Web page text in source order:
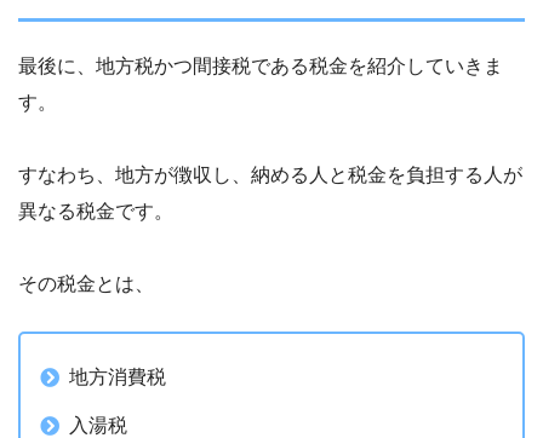
最後に、地方税かつ間接税である税金を紹介していきま
す。
すなわち、地方が徴収し、納める人と税金を負担する人が
異なる税金です。
その税金とは、
地方消費税
入湯税